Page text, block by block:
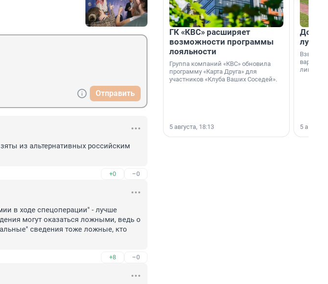
Отправить
из альтернативных российским
+0 –0
в ходе спецоперации" - лучше
могут оказаться ложными, ведь о
сведения тоже ложные, кто
+8 –0
ГК «КВС» расширяет
возможности программы
лояльности
Группа компаний «КВС» обновила
программу «Карта Друга» для
участников «Клуба Ваших Соседей».
5 августа, 18:13
Дом
лучше
лишнего
5